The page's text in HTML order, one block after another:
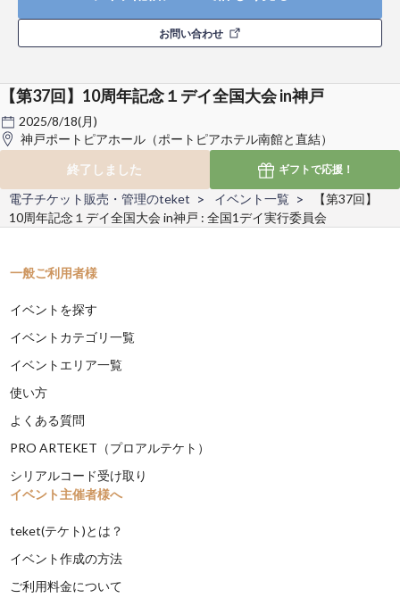
お問い合わせ
【第37回】10周年記念１デイ全国大会 in神戸
2025/8/18(月)
神戸ポートピアホール（ポートピアホテル南館と直結）
終了しました
ギフトで応援！
電子チケット販売・管理のteket イベント一覧
【第37回】
10周年記念１デイ全国大会 in神戸 : 全国1デイ実行委員会
一般ご利用者様
イベントを探す
イベントカテゴリ一覧
イベントエリア一覧
使い方
よくある質問
PRO ARTEKET（プロアルテケト）
シリアルコード受け取り
イベント主催者様へ
teket(テケト)とは？
イベント作成の方法
ご利用料金について